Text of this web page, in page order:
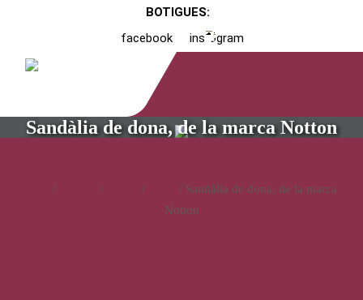
BOTIGUES:
facebook
instagram
Sandàlia de dona, de la marca Notton
/ / /
/ Sandàlia de dona, de la marca
Notton